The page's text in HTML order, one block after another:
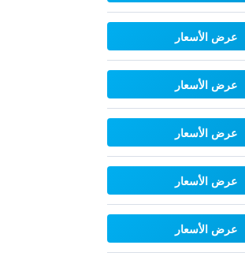
عرض الأسعار
عرض الأسعار
عرض الأسعار
عرض الأسعار
عرض الأسعار